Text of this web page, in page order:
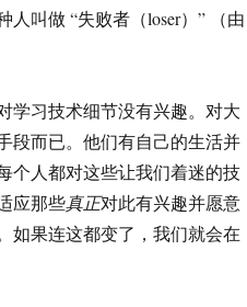
叫做 “失败者（loser）” （由
学习技术细节没有兴趣。对大
段而已。他们有自己的生活并
个人都对这些让我们着迷的技
应那些真正对此有兴趣并愿意
如果连这都变了，我们就会在